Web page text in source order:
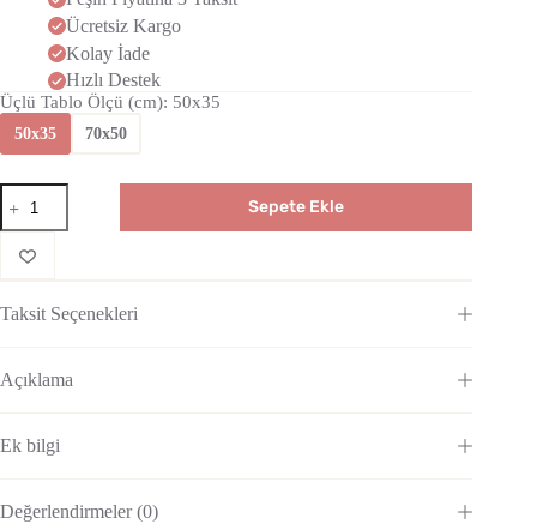
Ücretsiz Kargo
Kolay İade
Hızlı Destek
Üçlü Tablo Ölçü (cm): 50x35
50x35 70x50
Sepete Ekle
Taksit Seçenekleri
Açıklama
Ek bilgi
Değerlendirmeler (0)